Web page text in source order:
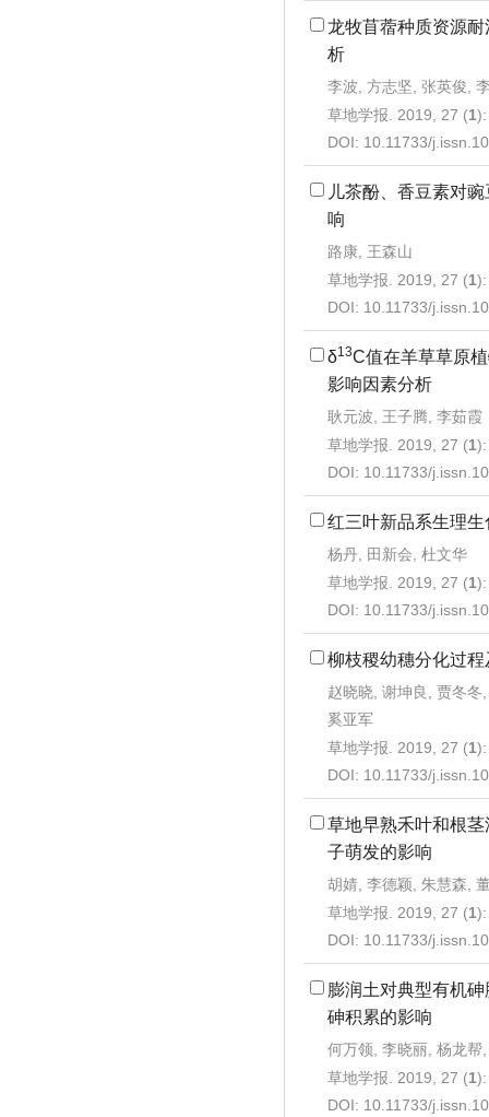
龙牧苜蓿种质资源
析
李波, 方志坚, 张英俊,
草地学报. 2019, 27 (1
DOI: 10.11733/
儿茶酚、香豆素对
响
路康, 王森山
草地学报. 2019, 27 (1
DOI: 10.11733/
δ13C值在羊草草原
影响因素分析
耿元波, 王子腾, 李茹霞
草地学报. 2019, 27 (1
DOI: 10.11733/
红三叶新品系生理
杨丹, 田新会, 杜文华
草地学报. 2019, 27 (1
DOI: 10.11733/
柳枝稷幼穗分化过程
赵晓晓, 谢坤良, 贾冬
奚亚军
草地学报. 2019, 27 (1
DOI: 10.11733/
草地早熟禾叶和根
子萌发的影响
胡婧, 李德颖, 朱慧森,
草地学报. 2019, 27 (1
DOI: 10.11733/
膨润土对典型有机
砷积累的影响
何万领, 李晓丽, 杨龙帮
草地学报. 2019, 27 (1
DOI: 10.11733/